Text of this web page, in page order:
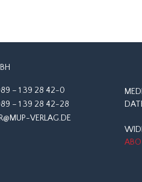
– 1 39 28 42-0
– 1 39 28 42-28
VERLAG.DE
ABO